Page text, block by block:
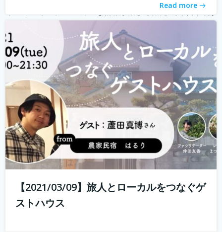
Read more
ゲストハウス。 ローカルな情報が集まる旅先の入り口であ
り、自分とは異なる価値観の人と気軽に出会える交流の
場。 しかし、コロナウィルスの影響で、交流できるゲスト
ハウスに実際に行けることが少なくなり、寂しく感じてい
る旅人もたくさんいらっしゃると... 続きを読む
【2021/03/09】旅人とローカルをつなぐゲ
ストハウス